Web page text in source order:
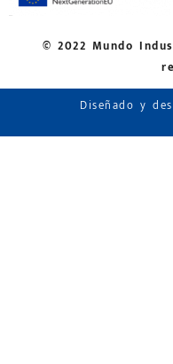
© 2022 Mundo
Diseñado y